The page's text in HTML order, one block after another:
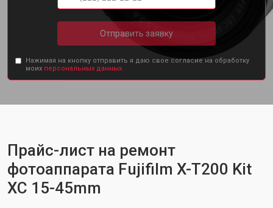
Отправить заявку
Нажимая на кнопку отправить я даю свое согласие на обработку
моих персональных данных.
Прайс-лист на ремонт
фотоаппарата Fujifilm X-T200 Kit
XC 15-45mm